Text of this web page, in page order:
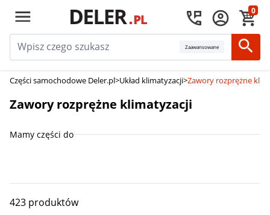
0
Zaawansowane
Części samochodowe Deler.pl>Układ klimatyzacji>Zawory rozprężne
Zawory rozprężne klimatyzacji
Mamy części do
423 produktów